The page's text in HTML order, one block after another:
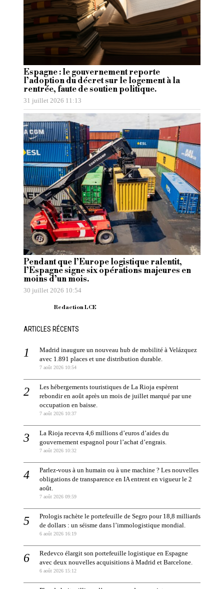
Espagne : le gouvernement reporte
l’adoption du décret sur le logement à la
rentrée, faute de soutien politique.
31 juillet 2026 11:13
Pendant que l’Europe logistique ralentit,
l’Espagne signe six opérations majeures en
moins d’un mois.
30 juillet 2026 10:54
Redaction LCE
ARTICLES RÉCENTS
Madrid inaugure un nouveau hub de mobilité à Velázquez
avec 1.891 places et une distribution durable.
7 août 2026 10:54
Les hébergements touristiques de La Rioja espèrent
rebondir en août après un mois de juillet marqué par une
occupation en baisse.
7 août 2026 10:37
La Rioja recevra 4,6 millions d’euros d’aides du
gouvernement espagnol pour l’achat d’engrais.
7 août 2026 10:32
Parlez-vous à un humain ou à une machine ? Les nouvelles
obligations de transparence en IA entrent en vigueur le 2
août.
7 août 2026 09:59
Prologis rachète le portefeuille de Segro pour 18,8 milliards
de dollars : un séisme dans l’immologistique mondial.
6 août 2026 16:19
Redevco élargit son portefeuille logistique en Espagne
avec deux nouvelles acquisitions à Madrid et Barcelone.
6 août 2026 15:12